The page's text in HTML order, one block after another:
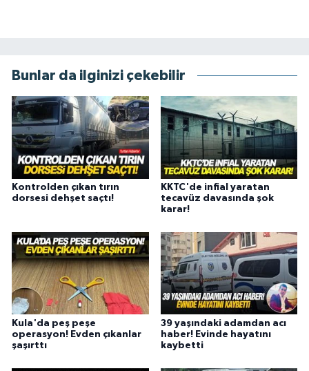
Bunlar da ilginizi çekebilir
Kontrolden çıkan tırın
dorsesi dehşet saçtı!
KKTC'de infial yaratan
tecavüz davasında şok
karar!
Kula'da peş peşe
operasyon! Evden çıkanlar
şaşırttı
39 yaşındaki adamdan acı
haber! Evinde hayatını
kaybetti